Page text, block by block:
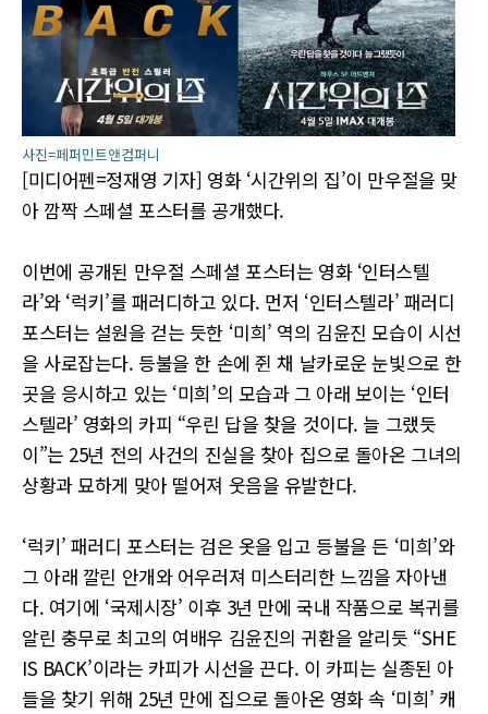
사진=페퍼민트앤컴퍼니
[미디어펜=정재영 기자] 영화 ‘시간위의 집’이 만우절을 맞
아 깜짝 스페셜 포스터를 공개했다.
이번에 공개된 만우절 스페셜 포스터는 영화 ‘인터스텔
라’와 ‘럭키’를 패러디하고 있다. 먼저 ‘인터스텔라’ 패러디
포스터는 설원을 걷는 듯한 ‘미희’ 역의 김윤진 모습이 시선
을 사로잡는다. 등불을 한 손에 쥔 채 날카로운 눈빛으로 한
곳을 응시하고 있는 ‘미희’의 모습과 그 아래 보이는 ‘인터
스텔라’ 영화의 카피 “우린 답을 찾을 것이다. 늘 그랬듯
이”는 25년 전의 사건의 진실을 찾아 집으로 돌아온 그녀의
상황과 묘하게 맞아 떨어져 웃음을 유발한다.
‘럭키’ 패러디 포스터는 검은 옷을 입고 등불을 든 ‘미희’와
그 아래 깔린 안개와 어우러져 미스터리한 느낌을 자아낸
다. 여기에 ‘국제시장’ 이후 3년 만에 국내 작품으로 복귀를
알린 충무로 최고의 여배우 김윤진의 귀환을 알리듯 “SHE
IS BACK’이라는 카피가 시선을 끈다. 이 카피는 실종된 아
들을 찾기 위해 25년 만에 집으로 돌아온 영화 속 ‘미희’ 캐